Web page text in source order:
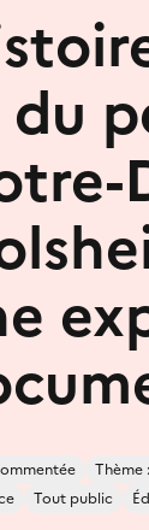
Thème
Tout public